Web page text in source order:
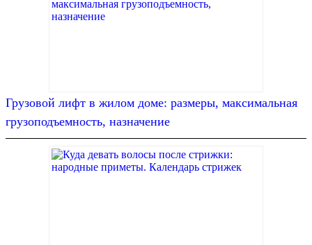
Грузовой лифт в жилом доме: размеры, максимальная
грузоподъемность, назначение